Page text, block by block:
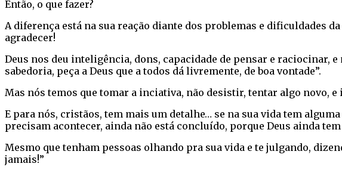
Então, o que fazer?
A diferença está na sua reação diante dos problemas e dificuldades
agradecer!
Deus nos deu inteligência, dons, capacidade de pensar e raciocinar,
sabedoria, peça a Deus que a todos dá livremente, de boa vontade”.
Mas nós temos que tomar a inciativa, não desistir, tentar algo novo,
E para nós, cristãos, tem mais um detalhe… se na sua vida tem
precisam acontecer, ainda não está concluído, porque Deus ainda
Mesmo que tenham pessoas olhando pra sua vida e te julgando,
jamais!”